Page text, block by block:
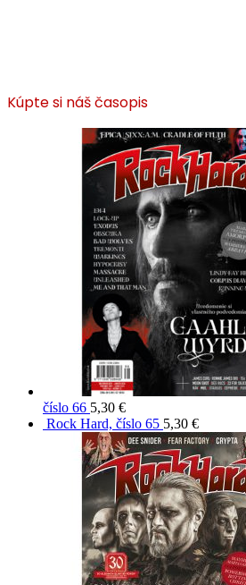
Kúpte si náš časopis
číslo 66 5,30 €
Rock Hard, číslo 65 5,30 €